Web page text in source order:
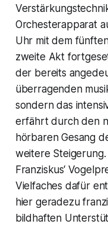
Orchesterapparat
Uhr mit dem
zweite Akt
der bereits
überragenden
sondern das
erfährt durch den
hörbaren Gesang
weitere
Franziskus‘
Vielfaches dafür
hier geradezu
bildhaften